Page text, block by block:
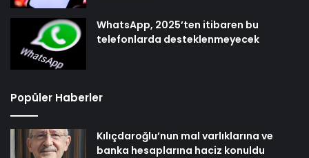
WhatsApp, 2025’ten itibaren bu
telefonlarda desteklenmeyecek
Popüler Haberler
Kılıçdaroğlu’nun mal varlıklarına ve
banka hesaplarına haciz konuldu